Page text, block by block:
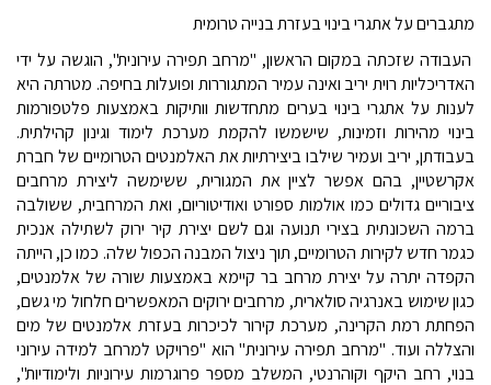
מתגברים על אתגרי בינוי בעזרת בנייה טרומית
העבודה שזכתה במקום הראשון, "מרחב תפירה עירונית", הוגשה על ידי
האדריכליות רוית יריב ואינה עמיר המתגוררות ופועלות בחיפה. מטרתה היא
לענות על אתגרי בינוי בערים מתחדשות וותיקות באמצעות פלטפורמות
בינוי מהירות וזמינות, שישמשו להקמת מערכת לימוד וגינון קהילתית.
בעבודתן, יריב ועמיר שילבו ביצירתיות את האלמנטים הטרומיים של חברת
אקרשטיין, בהם אפשר לציין את המגורית, ששימשה ליצירת מרחבים
ציבוריים גדולים כמו אולמות ספורט ואודיטוריום, ואת המרחבית, ששולבה
ברמה השכונתית בצירי תנועה וגם לשם יצירת קיר ירוק לשתילה אנכית
כגמר חדש לקירות הטרומיים, תוך ניצול המבנה הכפול שלה. כמו כן, הייתה
הקפדה יתרה על יצירת מרחב בר קיימא באמצעות שורה של אלמנטים,
כגון שימוש באנרגיה סולארית, מרחבים ירוקים המאפשרים חלחול מי גשם,
הפחתת רמת הקרינה, מערכת קירור לכיכרות בעזרת אלמנטים של מים
והצללה ועוד. "מרחב תפירה עירונית" הוא "פרויקט למרחב למידה עירוני
בנוי, רחב היקף וקוהרנטי, המשלב מספר פרוגרמות עירוניות ולימודיות",